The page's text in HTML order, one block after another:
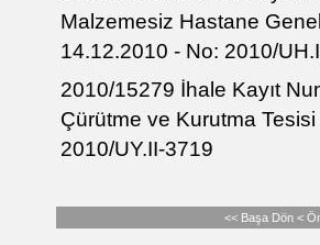
Malzemesiz Hastane
14.12.2010 - No: 2010/
2010/15279 İhale Kayıt
Çürütme ve Kurutma
2010/UY.II-3719
<< Başa Dön <